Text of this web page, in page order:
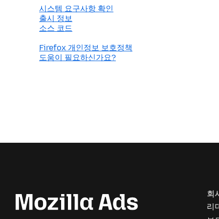
시스템 요구사항 확인
출시 정보
소스 코드
Firefox 개인정보 보호정책
도움이 필요하신가요?
회
리